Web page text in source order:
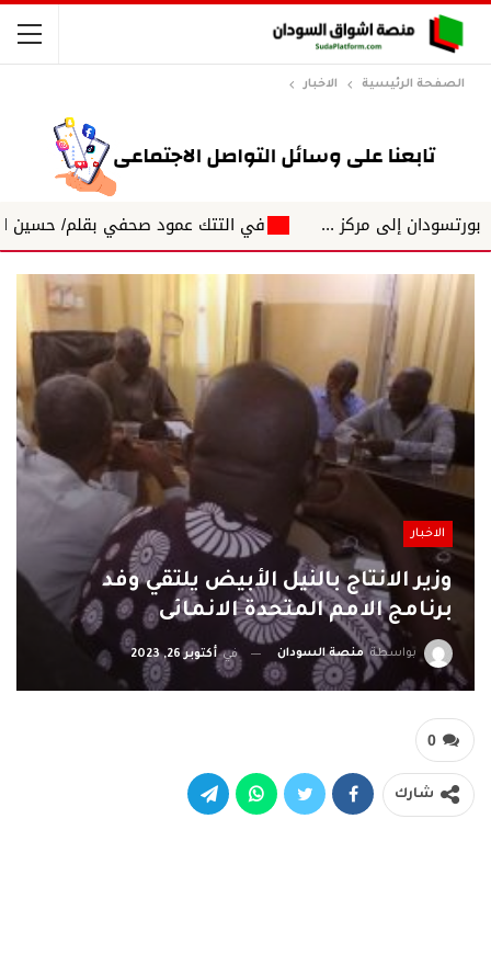
الصفحة الرئيسية الاخبار
إلى مركز ... في التتك عمود صحفي بقلم/ حسين الاغبش
الاخبار
وزير الانتاج بالنيل الأبيض يلتقي وفد
برنامج الامم المتحدة الانمائى
بواسطة منصة السودان فيأكتوبر 26, 2023
0
شارك